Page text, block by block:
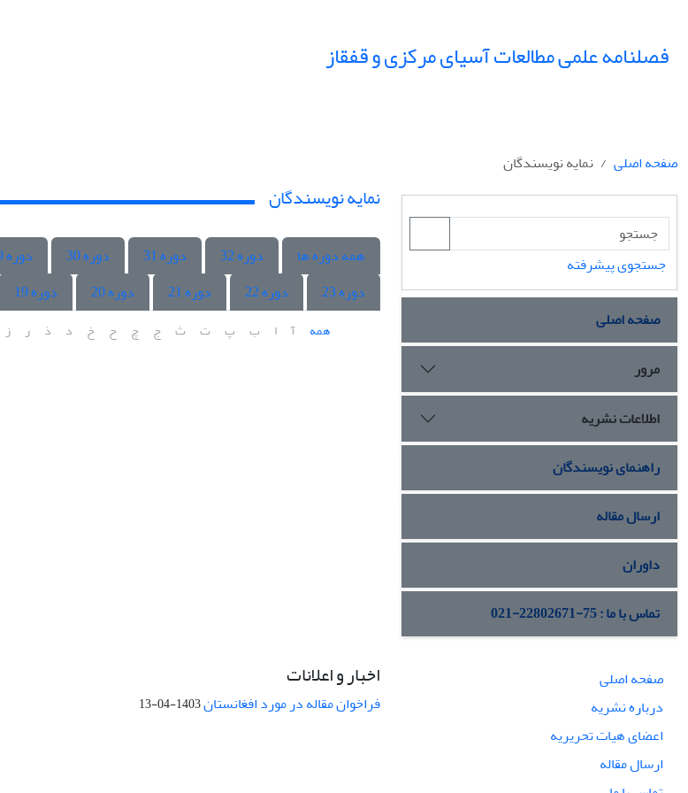
فصلنامه علمی مطالعات آسیای مرکزی و قفقاز
صفحه اصلی نمایه نویسندگان
جستجوی پیشرفته
صفحه اصلی
مرور
اطلاعات نشریه
راهنمای نویسندگان
ارسال مقاله
داوران
تماس با ما : 75-22802671-021
نمایه نویسندگان
همه دوره ها دوره 32 دوره 31 دوره 30 دوره 29
دوره 23
دوره 22 دوره 21 دوره 20 دوره 19
همه آ ا ب پ ت ث ج چ ح خ د ذ ر ز
صفحه اصلی
درباره نشریه
اعضای هیات تحریریه
ارسال مقاله
اخبار و اعلانات
فراخوان مقاله در مورد افغانستان1403-04-13